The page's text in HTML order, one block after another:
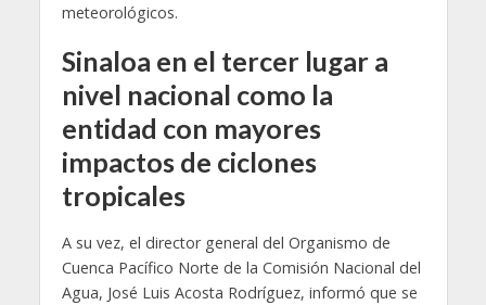
meteorológicos.
Sinaloa en el tercer lugar a
nivel nacional como la
entidad con mayores
impactos de ciclones
tropicales
A su vez, el director general del Organismo de
Cuenca Pacífico Norte de la Comisión Nacional del
Agua, José Luis Acosta Rodríguez, informó que se